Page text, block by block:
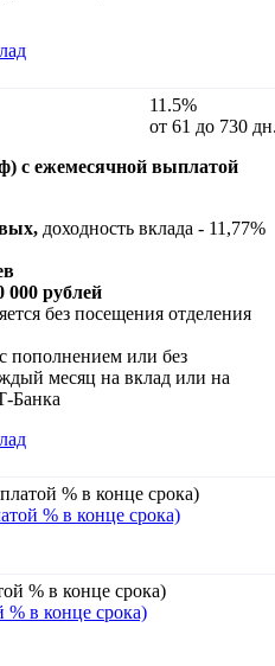
11.5%
от 61 до 730
с ежемесячной выплатой
доходность вклада - 11,77%
000 рублей
без посещения отделения
пополнением или без
месяц на вклад или на
Банка
% в конце срока)
в конце срока)